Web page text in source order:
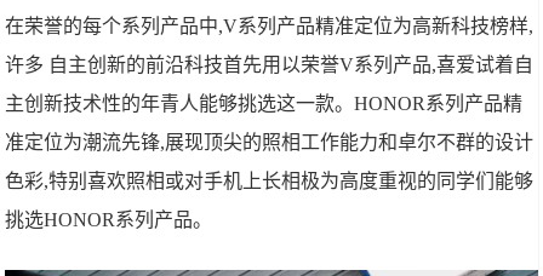
在荣誉的每个系列产品中,V系列产品精准定位为高新科技榜样,
许多 自主创新的前沿科技首先用以荣誉V系列产品,喜爱试着自
主创新技术性的年青人能够挑选这一款。HONOR系列产品精
准定位为潮流先锋,展现顶尖的照相工作能力和卓尔不群的设计
色彩,特别喜欢照相或对手机上长相极为高度重视的同学们能够
挑选HONOR系列产品。